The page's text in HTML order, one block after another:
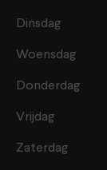
Dinsdag
Woensdag
Donderdag
Vrijdag
Zaterdag